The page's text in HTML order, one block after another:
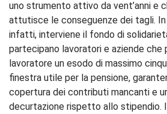
uno strumento attivo da vent’anni e
attutisce le conseguenze dei tagli.
infatti, interviene il fondo di
partecipano lavoratori e aziende
lavoratore un esodo di massimo
finestra utile per la pensione,
copertura dei contributi mancanti e
decurtazione rispetto allo stipendio.